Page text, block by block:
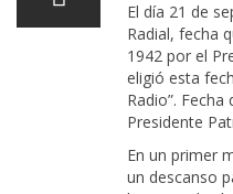
El día 21 de
Radial, fecha
1942 por el
eligió esta
Radio”.
Presidente
En un primer
un descanso